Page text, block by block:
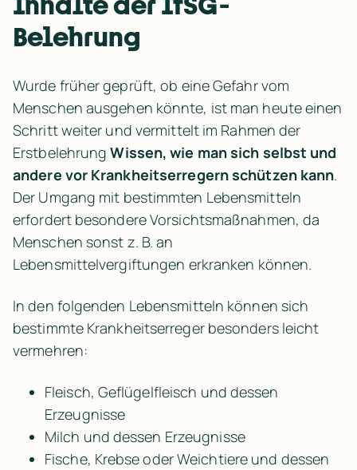
Belehrung
Wurde früher geprüft, ob eine Gefahr vom
Menschen ausgehen könnte, ist man heute einen
Schritt weiter und vermittelt im Rahmen der
Erstbelehrung Wissen, wie man sich selbst und
andere vor Krankheitserregern schützen kann.
Der Umgang mit bestimmten Lebensmitteln
erfordert besondere Vorsichtsmaßnahmen, da
Menschen sonst z. B. an
Lebensmittelvergiftungen erkranken können.
In den folgenden Lebensmitteln können sich
bestimmte Krankheitserreger besonders leicht
vermehren:
Fleisch, Geflügelfleisch und dessen
Erzeugnisse
Milch und dessen Erzeugnisse
Fische, Krebse oder Weichtiere und dessen